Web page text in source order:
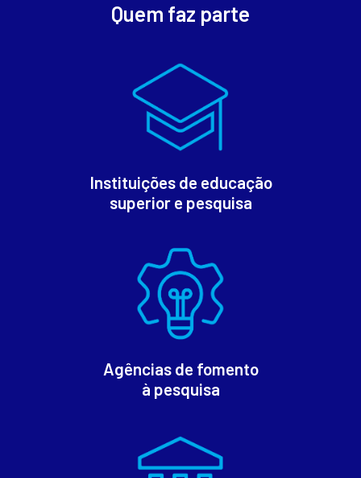
Quem faz parte
Instituições de educação
superior e pesquisa
Agências de fomento
à pesquisa